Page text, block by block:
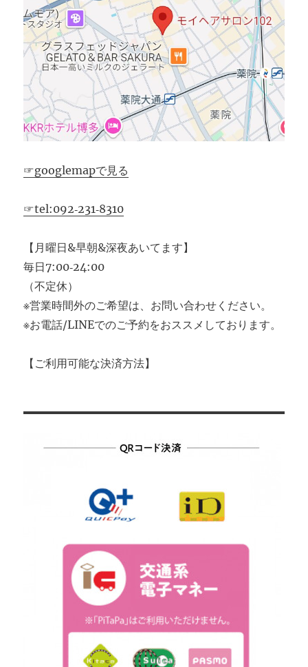
☞googlemapで見る
☞tel:092‐231‐8310
【月曜日&早朝&深夜あいてます】
毎日7:00‐24:00
（不定休）
※営業時間外のご希望は、お問い合わせください。
※お電話/LINEでのご予約をおススメしております。
【ご利用可能な決済方法】